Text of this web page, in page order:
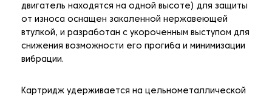
двигатель находятся на одной высоте) для защиты
от износа оснащен закаленной нержавеющей
втулкой, и разработан с укороченным выступом для
снижения возможности его прогиба и минимизации
вибрации.
Картридж удерживается на цельнометаллической